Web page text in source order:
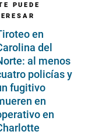
PUEDE
en
del
al menos
policías y
fugitivo
en
en